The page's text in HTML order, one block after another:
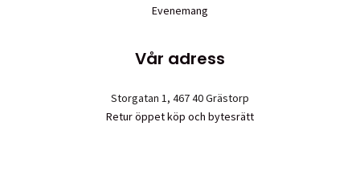
Evenemang
Vår adress
Storgatan 1, 467 40 Grästorp
Retur öppet köp och bytesrätt